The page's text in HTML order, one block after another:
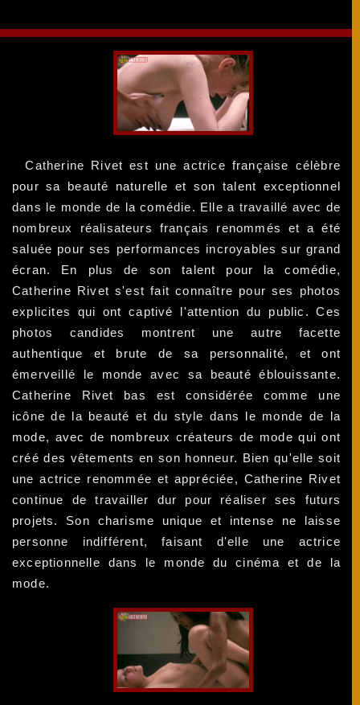
Catherine Rivet est une actrice française célèbre
pour sa beauté naturelle et son talent exceptionnel
dans le monde de la comédie. Elle a travaillé avec de
nombreux réalisateurs français renommés et a été
saluée pour ses performances incroyables sur grand
écran. En plus de son talent pour la comédie,
Catherine Rivet s'est fait connaître pour ses photos
explicites qui ont captivé l'attention du public. Ces
photos candides montrent une autre facette
authentique et brute de sa personnalité, et ont
émerveillé le monde avec sa beauté éblouissante.
Catherine Rivet bas est considérée comme une
icône de la beauté et du style dans le monde de la
mode, avec de nombreux créateurs de mode qui ont
créé des vêtements en son honneur. Bien qu'elle soit
une actrice renommée et appréciée, Catherine Rivet
continue de travailler dur pour réaliser ses futurs
projets. Son charisme unique et intense ne laisse
personne indifférent, faisant d'elle une actrice
exceptionnelle dans le monde du cinéma et de la
mode.